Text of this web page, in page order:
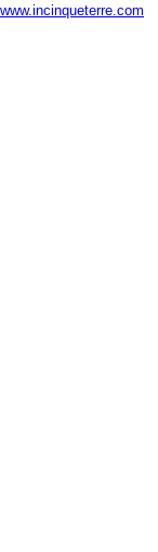
www.incinqueterre.com